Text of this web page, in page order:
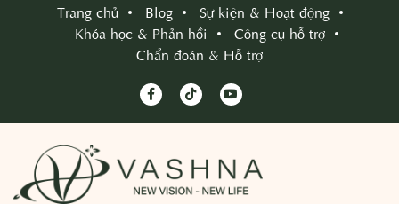
Trang chủ Blog
Sự kiện & Hoạt động
Khóa học & Phản hồi
Công cụ hỗ trợ
Chẩn đoán & Hỗ trợ